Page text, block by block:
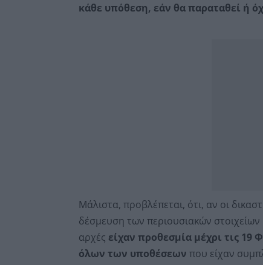
κάθε υπόθεση, εάν θα παραταθεί ή
Μάλιστα, προβλέπεται, ότι, αν οι
δέσμευση των περιουσιακών στοιχείων
αρχές είχαν προθεσμία μέχρι τις
όλων των υποθέσεων που είχαν